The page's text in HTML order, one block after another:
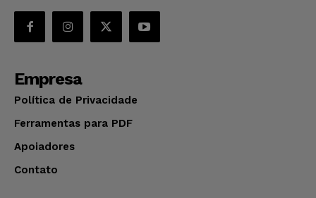
Empresa
Política de Privacidade
Ferramentas para PDF
Apoiadores
Contato